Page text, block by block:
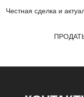
Честная сделка и